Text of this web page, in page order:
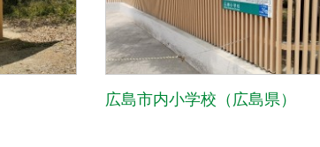
広島市内小学校（広島県）